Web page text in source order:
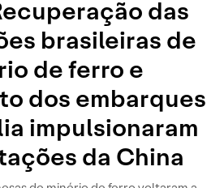
das
brasileiras de
de ferro e
dos embarques
impulsionaram
da China